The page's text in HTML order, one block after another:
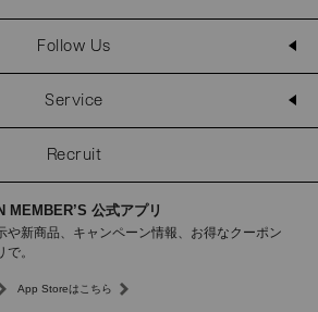
Follow Us
Service
Recruit
MEMBER’S 公式アプリ
や新商品、キャンペーン情報、お得なクーポン
で。
App Storeはこちら